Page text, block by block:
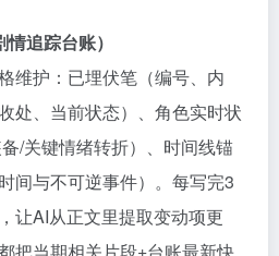
追踪台账）
维护：已埋伏笔（编号、内
处、当前状态）、角色实时状
/关键情绪转折）、时间线锚
间与不可逆事件）。每写完3
让AI从正文里提取变动项更